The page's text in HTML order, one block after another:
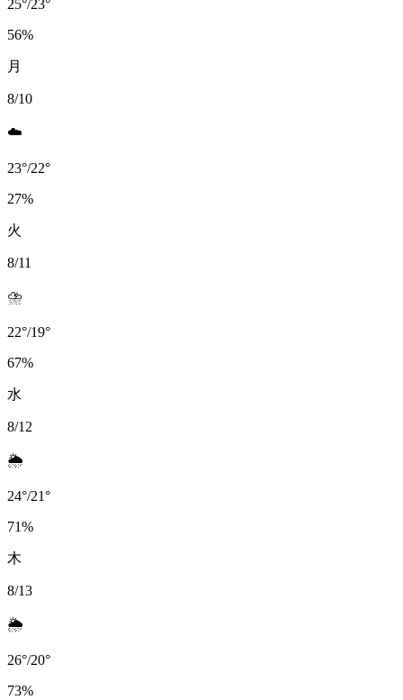
25°/23°
56%
月
8/10
☁️
23°/22°
27%
火
8/11
⛈️
22°/19°
67%
水
8/12
🌦️
24°/21°
71%
木
8/13
🌦️
26°/20°
73%